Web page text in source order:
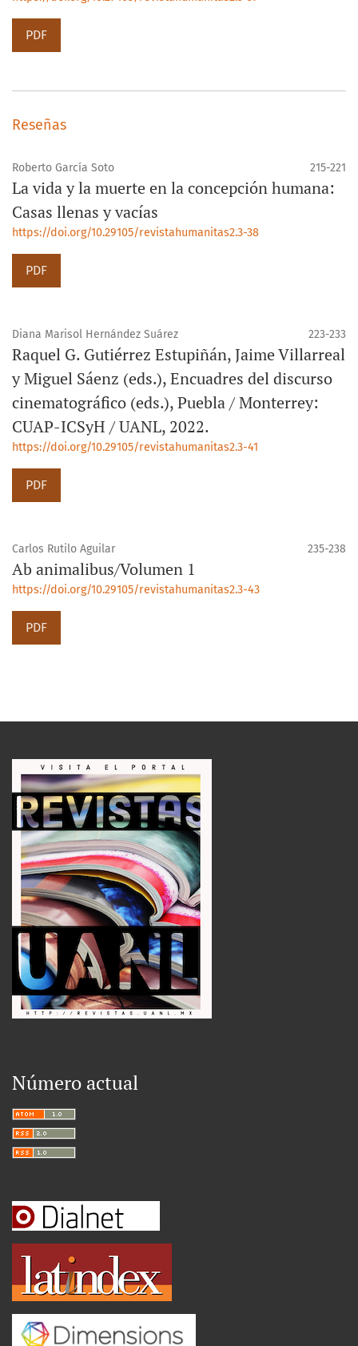
PDF
Reseñas
Roberto García Soto 215-221
La vida y la muerte en la concepción humana:
Casas llenas y vacías
https://doi.org/10.29105/revistahumanitas2.3-38
PDF
Diana Marisol Hernández Suárez 223-233
Raquel G. Gutiérrez Estupiñán, Jaime Villarreal
y Miguel Sáenz (eds.), Encuadres del discurso
cinematográfico (eds.), Puebla / Monterrey:
CUAP-ICSyH / UANL, 2022.
https://doi.org/10.29105/revistahumanitas2.3-41
PDF
Carlos Rutilo Aguilar 235-238
Ab animalibus/Volumen 1
https://doi.org/10.29105/revistahumanitas2.3-43
PDF
Número actual